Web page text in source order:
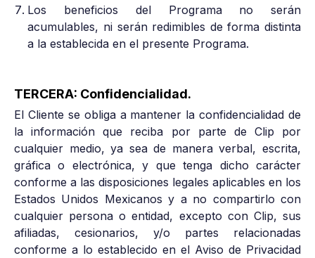
Los beneficios del Programa no serán
acumulables, ni serán redimibles de forma distinta
a la establecida en el presente Programa.
TERCERA: Confidencialidad.
El Cliente se obliga a mantener la confidencialidad de
la información que reciba por parte de Clip por
cualquier medio, ya sea de manera verbal, escrita,
gráfica o electrónica, y que tenga dicho carácter
conforme a las disposiciones legales aplicables en los
Estados Unidos Mexicanos y a no compartirlo con
cualquier persona o entidad, excepto con Clip, sus
afiliadas, cesionarios, y/o partes relacionadas
conforme a lo establecido en el Aviso de Privacidad